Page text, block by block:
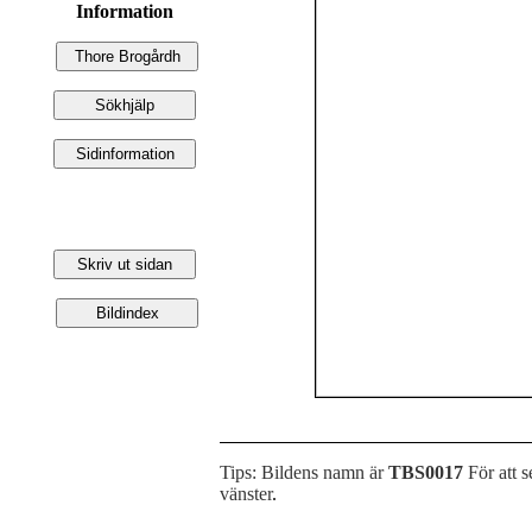
Information
Tips: Bildens namn ärTBS0017 För att
vänster.